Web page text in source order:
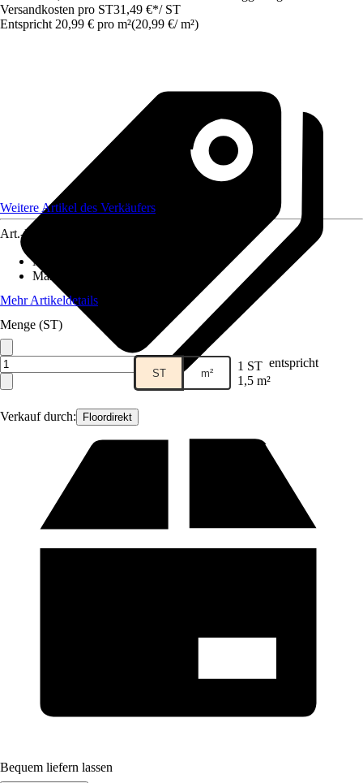
Versandkosten pro ST31,49 €*/ ST
Entspricht 20,99 € pro m²(20,99 €/ m²)
Verkauf durch: Floordirekt
Weitere Artikel des Verkäufers
Art.-Nr.
Material
Maße (BxL)
Mehr Artikeldetails
Menge (ST)
ST m² 1 ST entspricht
1,5 m²
Bequem liefern lassen